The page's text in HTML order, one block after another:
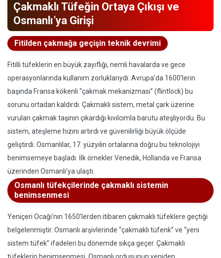
Çakmaklı Tüfeğin Ortaya Çıkışı ve
Osmanlı’ya Girişi
Fitilden çakmağa geçişin teknik devrimi
Fitilli tüfeklerin en büyük zayıflığı, nemli havalarda ve gece
operasyonlarında kullanım zorluklarıydı. Avrupa’da 1600’lerin
başında Fransa kökenli “çakmak mekanizması” (flintlock) bu
sorunu ortadan kaldırdı. Çakmaklı sistem, metal çark üzerine
vurulan çakmak taşının çıkardığı kıvılcımla barutu ateşliyordu. Bu
sistem, ateşleme hızını artırdı ve güvenilirliği büyük ölçüde
geliştirdi. Osmanlılar, 17. yüzyılın ortalarına doğru bu teknolojiyi
benimsemeye başladı. İlk örnekler Venedik, Hollanda ve Fransa
üzerinden Osmanlı’ya ulaştı.
Osmanlı tüfekçilerinde çakmaklı sistemin
benimsenmesi
Yeniçeri Ocağı’nın 1650’lerden itibaren çakmaklı tüfeklere geçtiği
belgelenmiştir. Osmanlı arşivlerinde “çakmaklı tüfenk” ve “yeni
sistem tüfek” ifadeleri bu dönemde sıkça geçer. Çakmaklı